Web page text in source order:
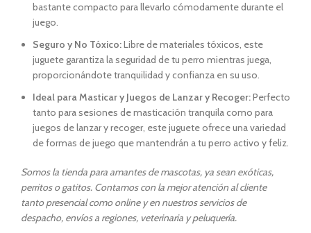
bastante compacto para llevarlo cómodamente durante el
juego.
Seguro y No Tóxico:Libre de materiales tóxicos, este
juguete garantiza la seguridad de tu perro mientras juega,
proporcionándote tranquilidad y confianza en su uso.
Ideal para Masticar y Juegos de Lanzar y Recoger:Perfecto
tanto para sesiones de masticación tranquila como para
juegos de lanzar y recoger, este juguete ofrece una variedad
de formas de juego que mantendrán a tu perro activo y feliz.
Somos la tienda para amantes de mascotas, ya sean exóticas,
perritos o gatitos. Contamos con la mejor atención al cliente
tanto presencial como online y en nuestros servicios de
despacho, envíos a regiones, veterinaria y peluquería.